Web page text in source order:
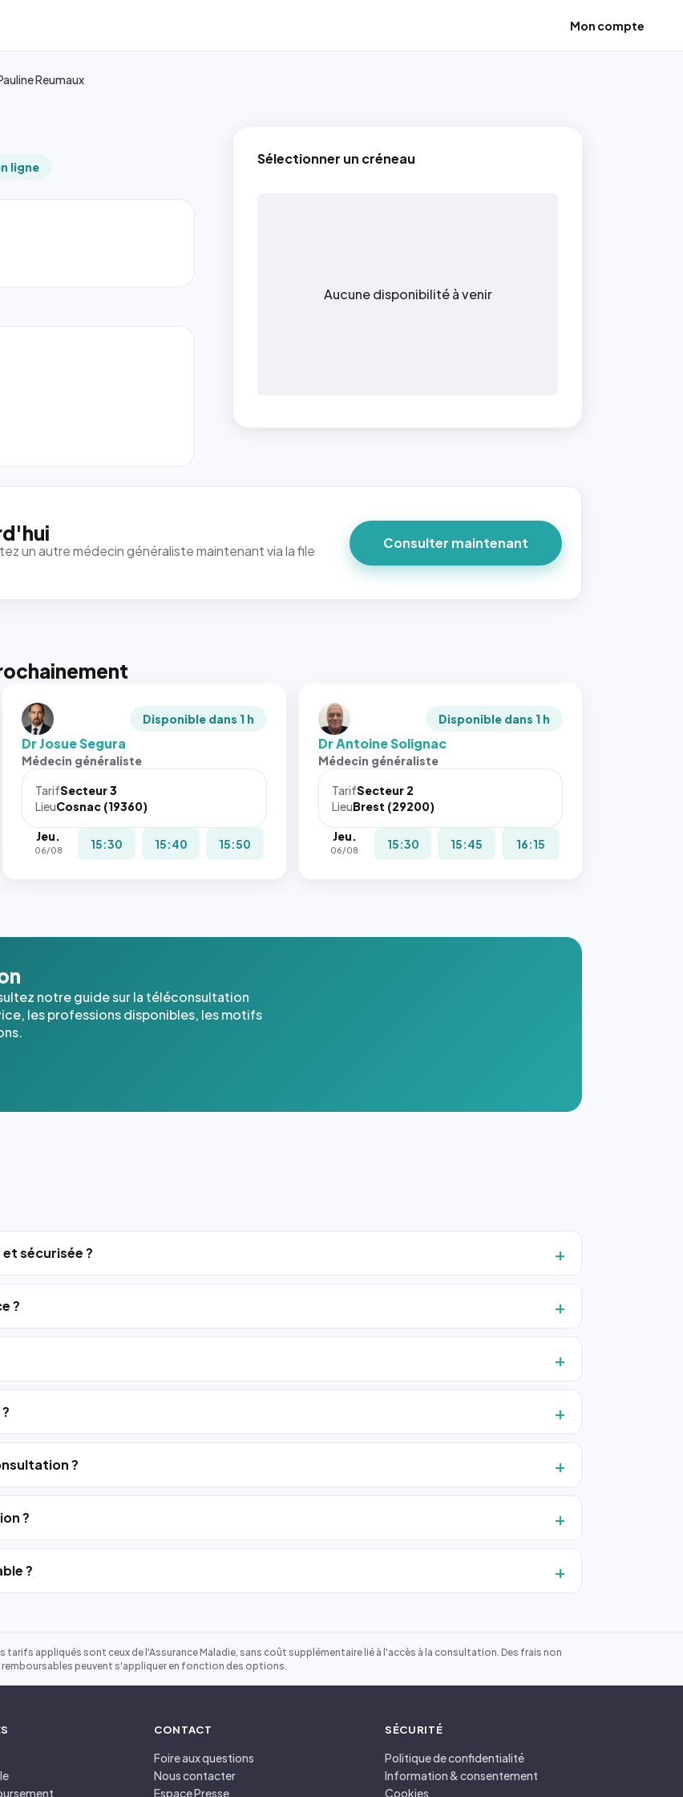
Mon compte
Reumaux
ligne Sélectionner un créneau
Aucune disponibilité à venir
un autre médecin généraliste maintenant via la file
Consulter maintenant
Disponible dans 1 h
Dr Josue Segura
Médecin généraliste
TarifSecteur 3
LieuCosnac (19360)
Jeu.
06/08 15:30 15:40 15:50
Disponible dans 1 h
Dr Antoine Solignac
Médecin généraliste
TarifSecteur 2
LieuBrest (29200)
Jeu.
06/08 15:30 15:45 16:15
notre guide sur la téléconsultation
les professions disponibles, les motifs
sécurisée ?
?
?
?
?
appliqués sont ceux de l'Assurance Maladie, sans coût supplémentaire lié à l'accès à la consultation. Des frais non
remboursables peuvent s'appliquer en fonction des options.
CONTACT
Foire aux questions
Nous contacter
Espace Presse
SÉCURITÉ
Politique de confidentialité
Information & consentement
Cookies